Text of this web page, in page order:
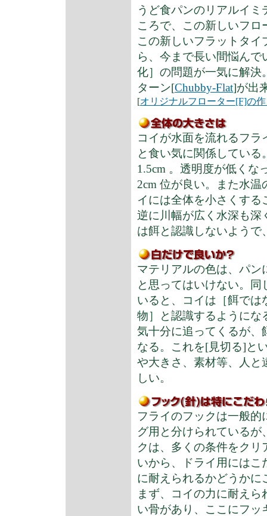
うど食パンのリアルイミ
ころで、この新しいフロ
この新しいフラットタ
ら、今まで長い間悩ん
化］の問題が一気に解決
ターン[Chubby-Flat]が出
[オリジナルフローター[F]の
コイが水面を流れるフ
と食い気に関係してい
1.5cm 。透明度が低くな
2cm 位が良い。また水
イには全体を小さくす
逆に川幅が広く水深も深
は餌と認識しないよう
マテリアルの色は、パン
と思ってはいけない。
いると、コイは［餌では
物］と認識するようにな
気十分に追ってくるが、
なる。これを[見切る]と
や大きさ、素材等、人と
しい。
フライのフックは一般的
グ用と分けられているが
クは、多くの条件をクリ
いから、ドライ用にはこ
に耐えられるかどうかに
まず、コイの力に耐え
い骨があり、ここにフ